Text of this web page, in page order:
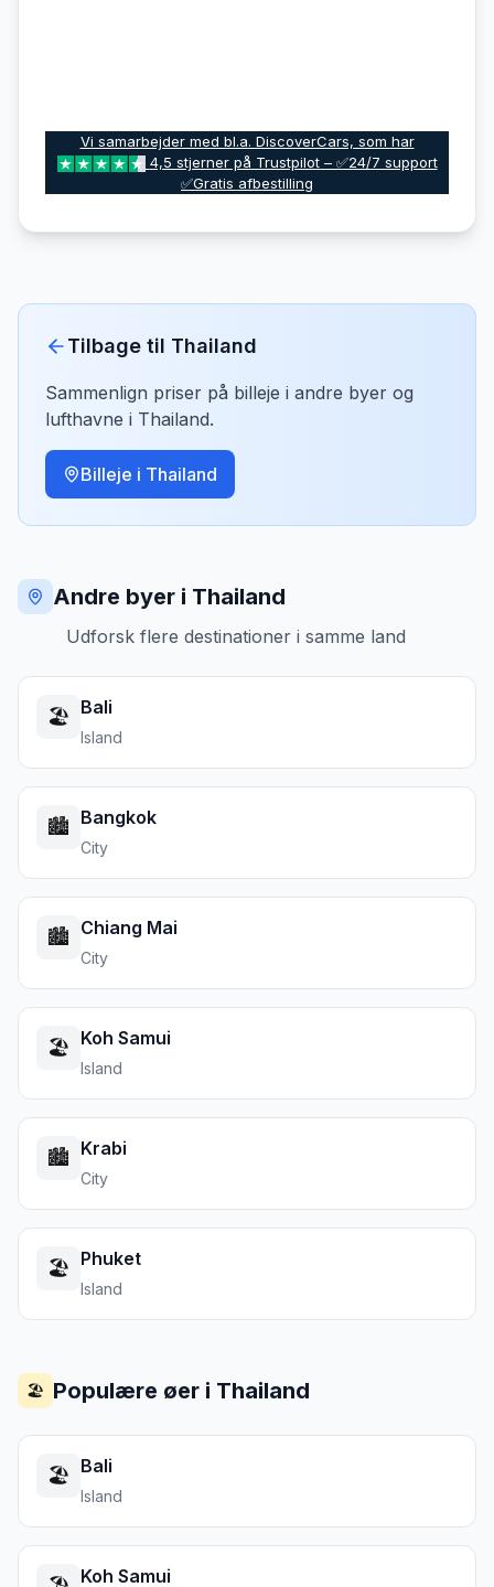
Vi samarbejder med bl.a. DiscoverCars, som har
4,5 stjerner på Trustpilot – ✅24/7 support
✅Gratis afbestilling
Tilbage til Thailand
Sammenlign priser på billeje i andre byer og
lufthavne i Thailand.
Billeje i Thailand
Andre byer i Thailand
Udforsk flere destinationer i samme land
🏖️ Bali
Island
🏙️ Bangkok
City
🏙️ Chiang Mai
City
🏖️ Koh Samui
Island
🏙️ Krabi
City
🏖️ Phuket
Island
🏖️ Populære øer i Thailand
🏖️ Bali
Island
Koh Samui